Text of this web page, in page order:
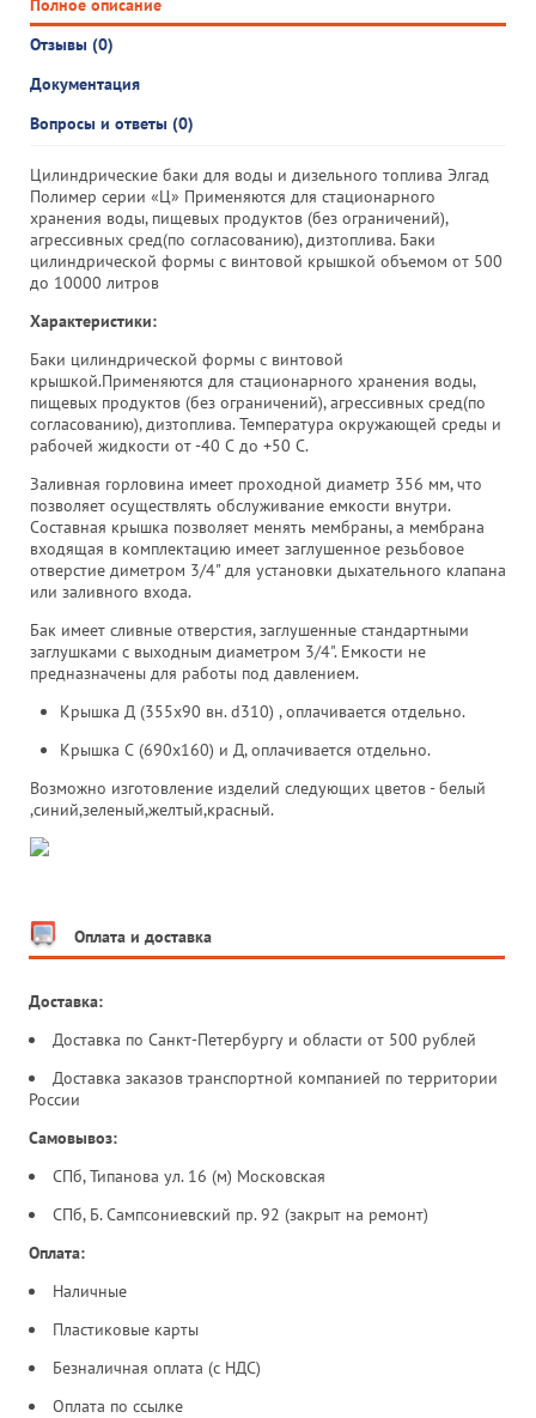
Отзывы (0)
Документация
Вопросы и ответы (0)
Цилиндрические баки для воды и дизельного топлива Элгад
Полимер серии «Ц» Применяются для стационарного
хранения воды, пищевых продуктов (без ограничений),
агрессивных сред(по согласованию), дизтоплива. Баки
цилиндрической формы с винтовой крышкой объемом от 500
до 10000 литров
Характеристики:
Баки цилиндрической формы с винтовой
крышкой.Применяются для стационарного хранения воды,
пищевых продуктов (без ограничений), агрессивных сред(по
согласованию), дизтоплива. Температура окружающей среды и
рабочей жидкости от -40 С до +50 С.
Заливная горловина имеет проходной диаметр 356 мм, что
позволяет осуществлять обслуживание емкости внутри.
Составная крышка позволяет менять мембраны, а мембрана
входящая в комплектацию имеет заглушенное резьбовое
отверстие диметром 3/4" для установки дыхательного клапана
или заливного входа.
Бак имеет сливные отверстия, заглушенные стандартными
заглушками с выходным диаметром 3/4". Емкости не
предназначены для работы под давлением.
Крышка Д (355х90 вн. d310) , оплачивается отдельно.
Крышка С (690х160) и Д, оплачивается отдельно.
Возможно изготовление изделий следующих цветов - белый
,синий,зеленый,желтый,красный.
Оплата и доставка
Доставка:
Доставка по Санкт-Петербургу и области от 500 рублей
Доставка заказов транспортной компанией по территории
России
Самовывоз:
СПб, Типанова ул. 16 (м) Московская
СПб, Б. Сампсониевский пр. 92 (закрыт на ремонт)
Оплата:
Наличные
Пластиковые карты
Безналичная оплата (с НДС)
Оплата по ссылке